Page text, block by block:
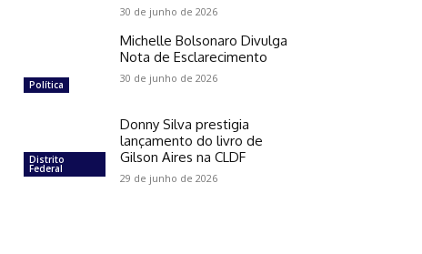
30 de junho de 2026
Política
Michelle Bolsonaro Divulga
Nota de Esclarecimento
30 de junho de 2026
Distrito
Federal
Donny Silva prestigia
lançamento do livro de
Gilson Aires na CLDF
29 de junho de 2026